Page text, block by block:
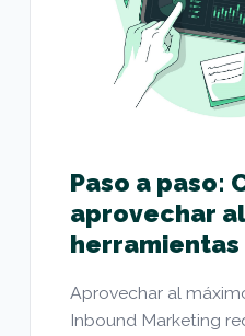
Paso a paso:
aprovechar
Aprovechar al
Inbound Marketing